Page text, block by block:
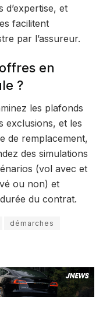
et
facilitent
par l’assureur.
en
?
les plafonds
exclusions, et les
de remplacement,
des simulations
(vol avec et
ou non) et
du contrat.
démarches